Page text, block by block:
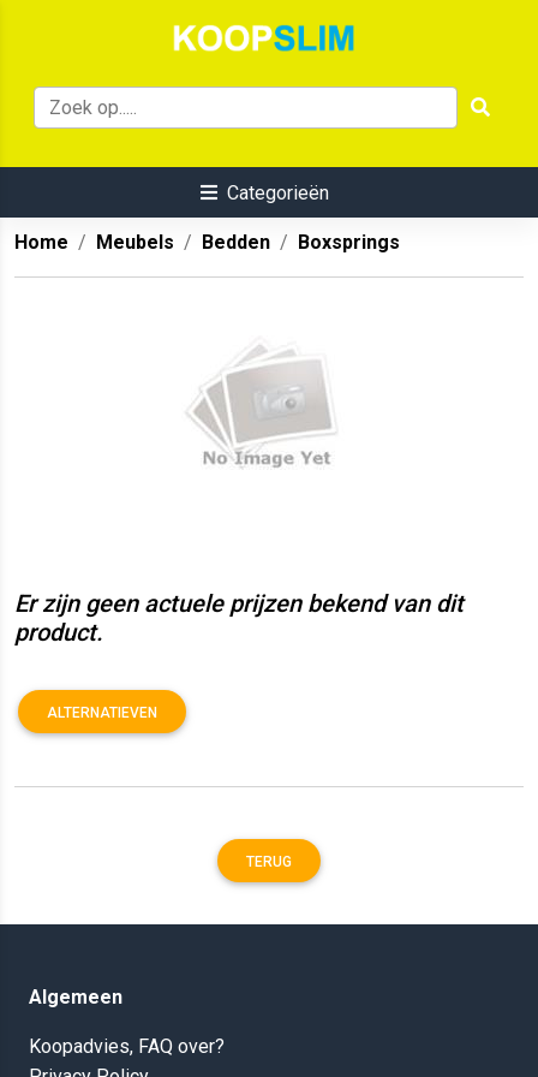
Categorieën
Home Meubels Bedden Boxsprings
Er zijn geen actuele prijzen bekend van dit
product.
ALTERNATIEVEN
TERUG
Algemeen
Koopadvies, FAQ over?